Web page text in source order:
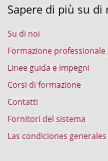
Sapere di più su di
Su di noi
Formazione professionale
Linee guida e impegni
Corsi di formazione
Contatti
Fornitori del sistema
Las condiciones